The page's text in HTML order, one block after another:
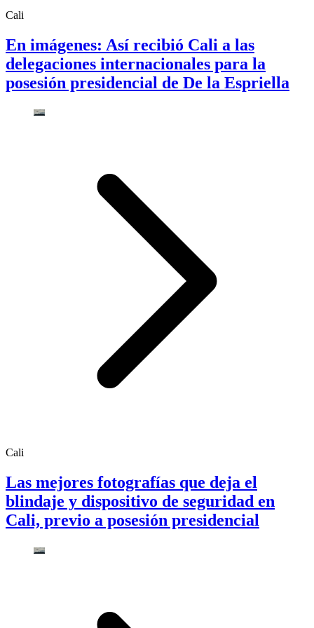
Cali
En imágenes: Así recibió Cali a las
delegaciones internacionales para la
posesión presidencial de De la Espriella
Cali
Las mejores fotografías que deja el
blindaje y dispositivo de seguridad en
Cali, previo a posesión presidencial